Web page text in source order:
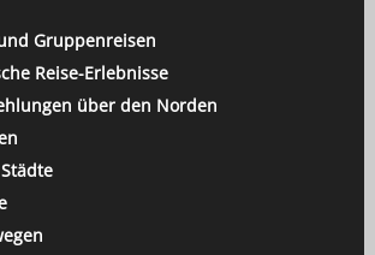
Gruppenreisen
Reise-Erlebnisse
über den Norden